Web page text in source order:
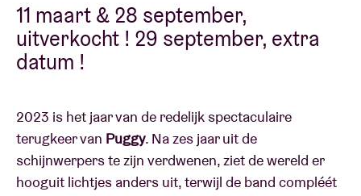
11 maart & 28 september,
uitverkocht ! 29 september, extra
datum !
2023 is het jaar van de redelijk spectaculaire
terugkeer van Puggy. Na zes jaar uit de
schijnwerpers te zijn verdwenen, ziet de wereld er
hooguit lichtjes anders uit, terwijl de band compléét